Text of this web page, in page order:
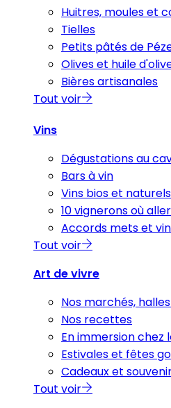
Huitres, moules et
Tielles
Petits pâtés de
Olives et huile
Bières artisanales
Tout voir
Vins
Dégustations au
Bars à vin
Vins bios et naturels
10 vignerons où
Accords mets et
Tout voir
Art de vivre
Nos marchés,
Nos recettes
En immersion chez
Estivales et fêtes
Cadeaux et
Tout voir